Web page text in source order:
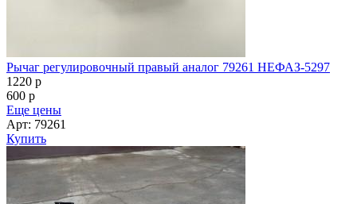
Рычаг регулировочный правый аналог 79261 НЕФАЗ-5297
1220 p
600 p
Еще цены
Арт: 79261
Купить